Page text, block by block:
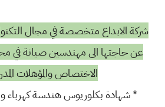
شركة الابداع متخصصة في مجال
عن حاجتها الى مهندسين صيانة في
الاختصاص والمؤهلات
* شهادة بكلوريوس هندسة كهرباء